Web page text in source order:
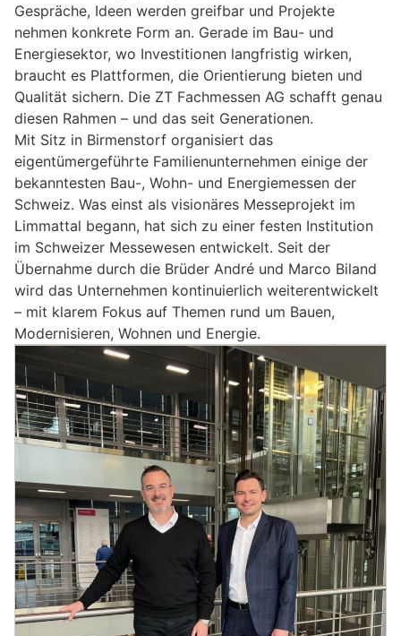
Gespräche, Ideen werden greifbar und Projekte
nehmen konkrete Form an. Gerade im Bau- und
Energiesektor, wo Investitionen langfristig wirken,
braucht es Plattformen, die Orientierung bieten und
Qualität sichern. Die ZT Fachmessen AG schafft genau
diesen Rahmen – und das seit Generationen.
Mit Sitz in Birmenstorf organisiert das
eigentümergeführte Familienunternehmen einige der
bekanntesten Bau-, Wohn- und Energiemessen der
Schweiz. Was einst als visionäres Messeprojekt im
Limmattal begann, hat sich zu einer festen Institution
im Schweizer Messewesen entwickelt. Seit der
Übernahme durch die Brüder André und Marco Biland
wird das Unternehmen kontinuierlich weiterentwickelt
– mit klarem Fokus auf Themen rund um Bauen,
Modernisieren, Wohnen und Energie.